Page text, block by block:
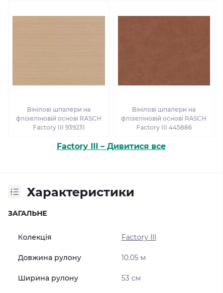
Вінілові шпалери на
флізеліновій основі RASCH
Factory III 939231
Вінілові шпалери на
флізеліновій основі RASCH
Factory III 445886
Factory III – Дивитися все
Характеристики
ЗАГАЛЬНЕ
Колекція Factory III
Довжина рулону 10.05 м
Ширина рулону 53 см